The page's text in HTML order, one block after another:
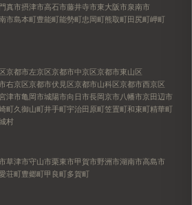
門真市摂津市高石市藤井寺市東大阪市泉南市
市島本町豊能町能勢町忠岡町熊取町田尻町岬町
京都市左京区京都市中京区京都市東山区
右京区京都市伏見区京都市山科区京都市西京区
津市亀岡市城陽市向日市長岡京市八幡市京田辺市
町久御山町井手町宇治田原町笠置町和束町精華町
村
草津市守山市栗東市甲賀市野洲市湖南市高島市
荘町豊郷町甲良町多賀町